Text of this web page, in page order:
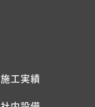
施工実績